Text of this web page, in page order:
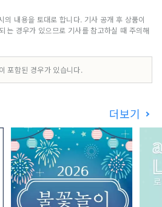
중한 요리법이 되고 있습니다. 이 역사
소중히 하고 싶다는 마음에서 이벤트
의 내용을 토대로 합니다. 기사 공개 후 상품이
는 경우가 있으므로 기사를 참고하실 때 주의해
포함된 경우가 있습니다.
더보기